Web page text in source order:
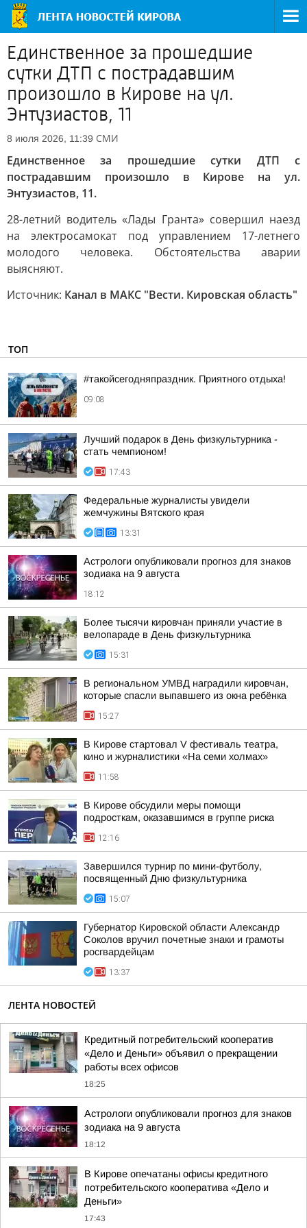
Единственное за прошедшие
сутки ДТП с пострадавшим
произошло в Кирове на ул.
Энтузиастов, 11
8 июля 2026, 11:39 СМИ
Единственное за прошедшие сутки ДТП с
пострадавшим произошло в Кирове на ул.
Энтузиастов, 11.
28-летний водитель «Лады Гранта» совершил наезд
на электросамокат под управлением 17-летнего
молодого человека. Обстоятельства аварии
выясняют.
Источник: Канал в МАКС "Вести. Кировская область"
ТОП
#такойсегодняпраздник. Приятного отдыха!
09:08
Лучший подарок в День физкультурника -
стать чемпионом!
17:43
Федеральные журналисты увидели
жемчужины Вятского края
13:31
Астрологи опубликовали прогноз для знаков
зодиака на 9 августа
18:12
Более тысячи кировчан приняли участие в
велопараде в День физкультурника
15:31
В региональном УМВД наградили кировчан,
которые спасли выпавшего из окна ребёнка
15:27
В Кирове стартовал V фестиваль театра,
кино и журналистики «На семи холмах»
11:58
В Кирове обсудили меры помощи
подросткам, оказавшимся в группе риска
12:16
Завершился турнир по мини-футболу,
посвященный Дню физкультурника
15:07
Губернатор Кировской области Александр
Соколов вручил почетные знаки и грамоты
росгвардейцам
13:37
ЛЕНТА НОВОСТЕЙ
Кредитный потребительский кооператив
«Дело и Деньги» объявил о прекращении
работы всех офисов
18:25
Астрологи опубликовали прогноз для знаков
зодиака на 9 августа
18:12
В Кирове опечатаны офисы кредитного
потребительского кооператива «Дело и
Деньги»
17:43